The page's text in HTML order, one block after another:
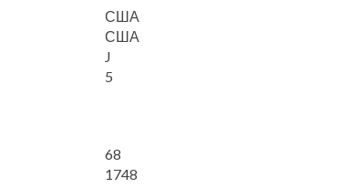
США
США
J
5
68
1748